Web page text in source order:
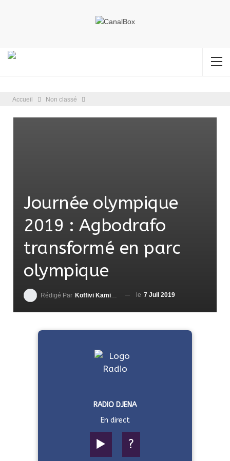
Accueil Non classé
Journée olympique
2019 : Agbodrafo
transformé en parc
olympique
Rédigé Par Koffivi Kami AGBETOU le 7 Juil 2019
RADIO DJENA
En direct
▶️ ?